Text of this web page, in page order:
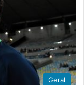
Geral